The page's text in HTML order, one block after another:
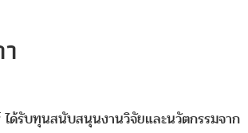
ด้รับทุนสนับสนุนงานวิจัยและนวัตกรรมจาก